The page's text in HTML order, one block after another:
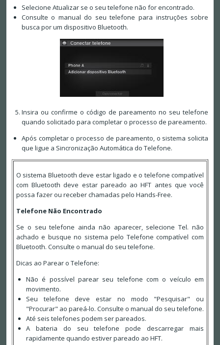
Selecione Atualizar se o seu telefone não for encontrado.
Consulte o manual do seu telefone para instruções sobre
busca por um dispositivo Bluetooth.
Insira ou confirme o código de pareamento no seu telefone
quando solicitado para completar o processo de pareamento.
Após completar o processo de pareamento, o sistema solicita
que ligue a Sincronização Automática do Telefone.
O sistema Bluetooth deve estar ligado e o telefone compatível
com Bluetooth deve estar pareado ao HFT antes que você
possa fazer ou receber chamadas pelo Hands-Free.
Telefone Não Encontrado
Se o seu telefone ainda não aparecer, selecione Tel. não
achado e busque no sistema pelo Telefone compatível com
Bluetooth. Consulte o manual do seu telefone.
Dicas ao Parear o Telefone:
Não é possível parear seu telefone com o veículo em
movimento.
Seu telefone deve estar no modo "Pesquisar" ou
"Procurar" ao pareá-lo. Consulte o manual do seu telefone.
Até seis telefones podem ser pareados.
A bateria do seu telefone pode descarregar mais
rapidamente quando estiver pareado ao HFT.